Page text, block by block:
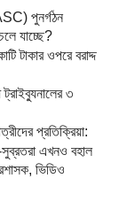
পুনর্গঠন
যাচ্ছে?
টাকার ওপরে বরাদ্দ
৩
প্রতিক্রিয়া:
সুব্রতরা এখনও বহাল
ভিডিও